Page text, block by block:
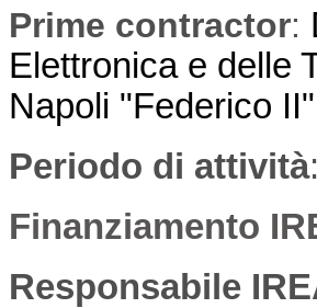
Prime contractor:
Elettronica e delle
Napoli "Federico II"
Periodo di attività:
Finanziamento
Responsabile